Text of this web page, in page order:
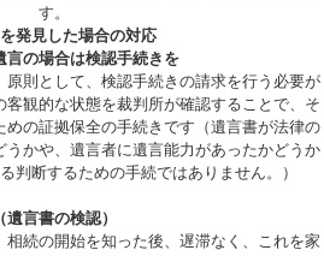
す。
発見した場合の対応
言の場合は検認手続きを
原則として、検認手続きの請求を行う必要が
観的な状態を裁判所が確認することで、そ
の証拠保全の手続きです（遺言書が法律の
うかや、遺言者に遺言能力があったかどうか
判断するための手続ではありません。）
（遺言書の検認）
続の開始を知った後、遅滞なく、これを家